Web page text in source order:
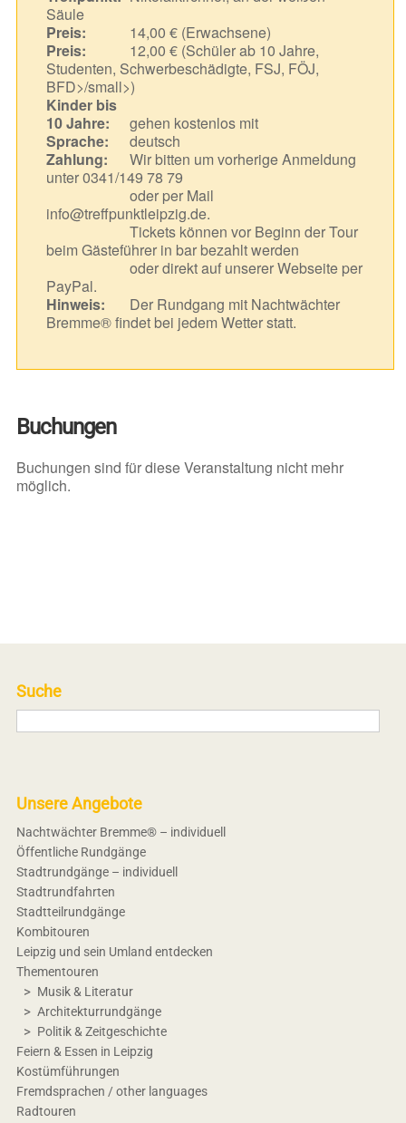
Säule
Preis:
14,00 € (Erwachsene)
Preis:
12,00 € (Schüler ab 10 Jahre,
Studenten, Schwerbeschädigte, FSJ, FÖJ,
BFD>/small>)
Kinder bis
10 Jahre:
gehen kostenlos mit
Sprache:
deutsch
Zahlung:
Wir bitten um vorherige Anmeldung
unter 0341/149 78 79
oder per Mail
info@treffpunktleipzig.de.
Tickets können vor Beginn der Tour
beim Gästeführer in bar bezahlt werden
oder direkt auf unserer Webseite per
PayPal.
Hinweis:
Der Rundgang mit Nachtwächter
Bremme® findet bei jedem Wetter statt.
Buchungen
Buchungen sind für diese Veranstaltung nicht mehr
möglich.
Suche
Unsere Angebote
Nachtwächter Bremme® – individuell
Öffentliche Rundgänge
Stadtrundgänge – individuell
Stadtrundfahrten
Stadtteilrundgänge
Kombitouren
Leipzig und sein Umland entdecken
Thementouren
Musik & Literatur
Architekturrundgänge
Politik & Zeitgeschichte
Feiern & Essen in Leipzig
Kostümführungen
Fremdsprachen / other languages
Radtouren